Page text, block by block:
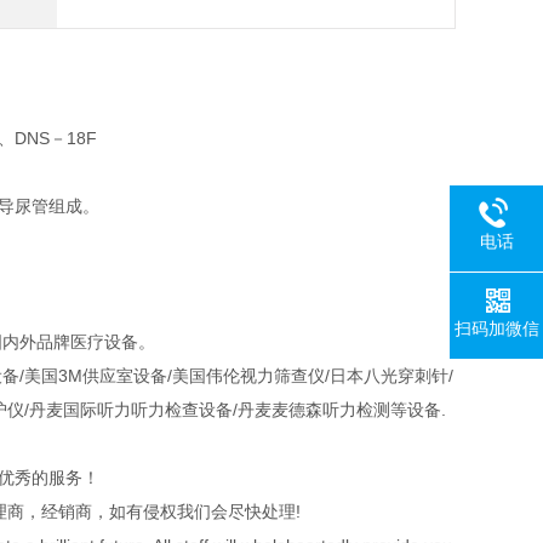
DNS－18F
尿管组成。
外品牌医疗设备。
/美国3M供应室设备/美国伟伦视力筛查仪/日本八光穿刺针/
/丹麦国际听力听力检查设备/丹麦麦德森听力检测等设备.
秀的服务！
，经销商，如有侵权我们会尽快处理!
电话
扫码加微信